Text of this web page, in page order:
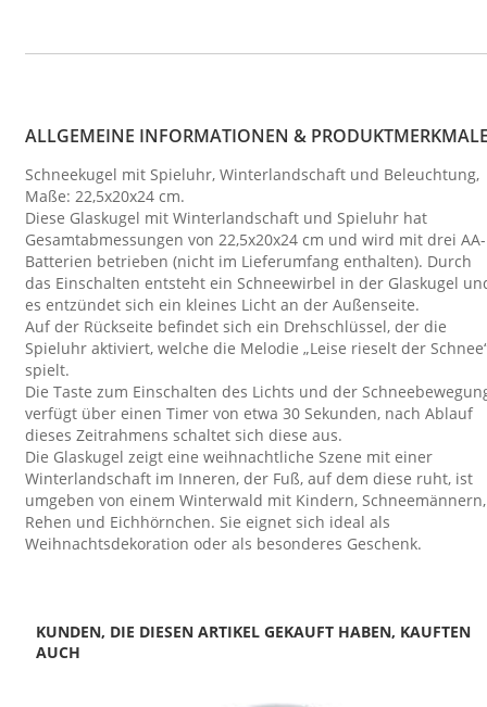
ALLGEMEINE INFORMATIONEN &
Schneekugel mit Spieluhr, Winterlandschaft und Beleuchtung,
Maße: 22,5x20x24 cm.
Diese Glaskugel mit Winterlandschaft und Spieluhr hat
Gesamtabmessungen von 22,5x20x24 cm und wird mit drei AA-
Batterien betrieben (nicht im Lieferumfang enthalten). Durch
das Einschalten entsteht ein Schneewirbel in der Glaskugel
es entzündet sich ein kleines Licht an der Außenseite.
Auf der Rückseite befindet sich ein Drehschlüssel, der die
Spieluhr aktiviert, welche die Melodie „Leise rieselt der
spielt.
Die Taste zum Einschalten des Lichts und der
verfügt über einen Timer von etwa 30 Sekunden, nach Ablauf
dieses Zeitrahmens schaltet sich diese aus.
Die Glaskugel zeigt eine weihnachtliche Szene mit einer
Winterlandschaft im Inneren, der Fuß, auf dem diese ruht, ist
umgeben von einem Winterwald mit Kindern, Schneemännern,
Rehen und Eichhörnchen. Sie eignet sich ideal als
Weihnachtsdekoration oder als besonderes Geschenk.
KUNDEN, DIE DIESEN ARTIKEL GEKAUFT HABEN, KAUFTEN
AUCH